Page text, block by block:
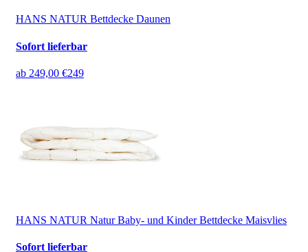
HANS NATUR Bettdecke Daunen
Sofort lieferbar
ab 249,00 €249
HANS NATUR Natur Baby- und Kinder Bettdecke Maisvlies
Sofort lieferbar